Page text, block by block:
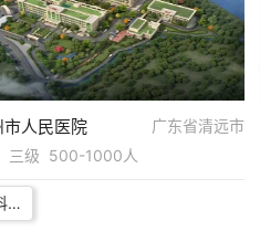
市人民医院
广东省清远市
三级 500-1000人
神经外科医生